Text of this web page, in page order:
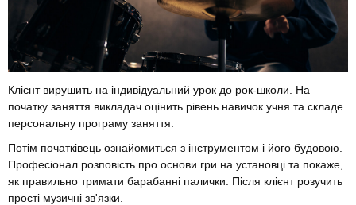
Клієнт вирушить на індивідуальний урок до рок-школи. На
початку заняття викладач оцінить рівень навичок учня та складе
персональну програму заняття.
Потім початківець ознайомиться з інструментом і його будовою.
Професіонал розповість про основи гри на установці та покаже,
як правильно тримати барабанні палички. Після клієнт розучить
прості музичні зв'язки.